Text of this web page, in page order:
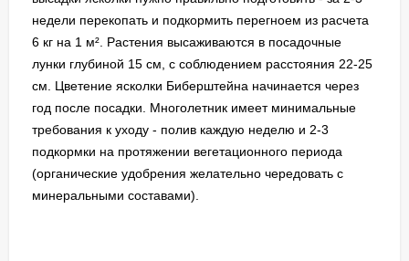
недели перекопать и подкормить перегноем из расчета
6 кг на 1 м². Растения высаживаются в посадочные
лунки глубиной 15 см, с соблюдением расстояния 22-25
см. Цветение ясколки Биберштейна начинается через
год после посадки. Многолетник имеет минимальные
требования к уходу - полив каждую неделю и 2-3
подкормки на протяжении вегетационного периода
(органические удобрения желательно чередовать с
минеральными составами).